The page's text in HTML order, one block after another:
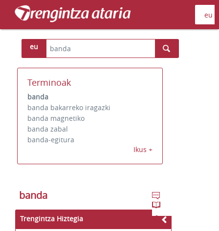
eu
Terminoak
banda
banda bakarreko iragazki
banda magnetiko
banda zabal
banda-egitura
Ikus +
banda
Trengintza Hiztegia